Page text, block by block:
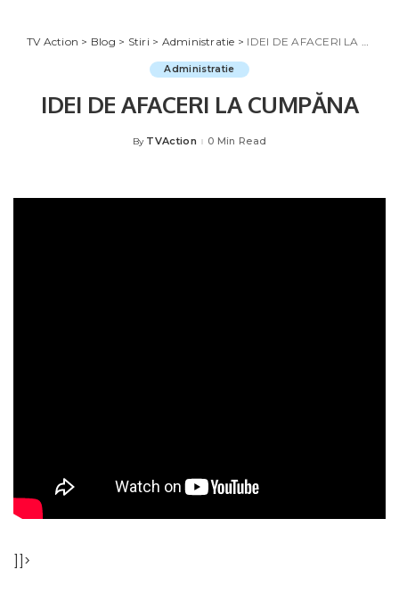
TV Action > Blog > Stiri > Administratie > IDEI DE AFACERI LA CUMPĂNA
Administratie
IDEI DE AFACERI LA CUMPĂNA
Posted
By TVAction 0 Min Read
]]>